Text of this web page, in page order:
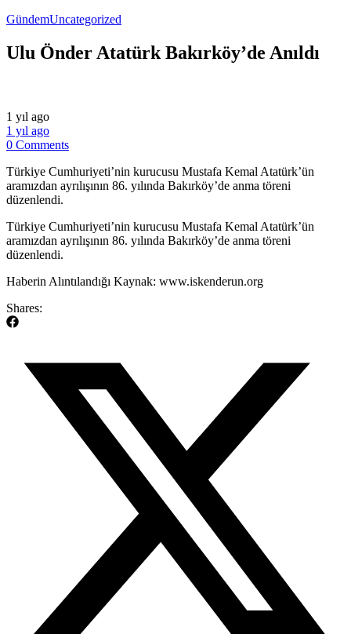
GündemUncategorized
Ulu Önder Atatürk Bakırköy’de Anıldı
1 yıl ago
1 yıl ago
0 Comments
Türkiye Cumhuriyeti’nin kurucusu Mustafa Kemal Atatürk’ün
aramızdan ayrılışının 86. yılında Bakırköy’de anma töreni
düzenlendi.
​Türkiye Cumhuriyeti’nin kurucusu Mustafa Kemal Atatürk’ün
aramızdan ayrılışının 86. yılında Bakırköy’de anma töreni
düzenlendi.
​Haberin Alıntılandığı Kaynak: www.iskenderun.org
Shares: